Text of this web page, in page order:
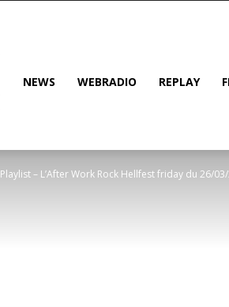
NEWS WEBRADIO REPLAY
Playlist – L’After Work Rock Hellfest friday du 26/